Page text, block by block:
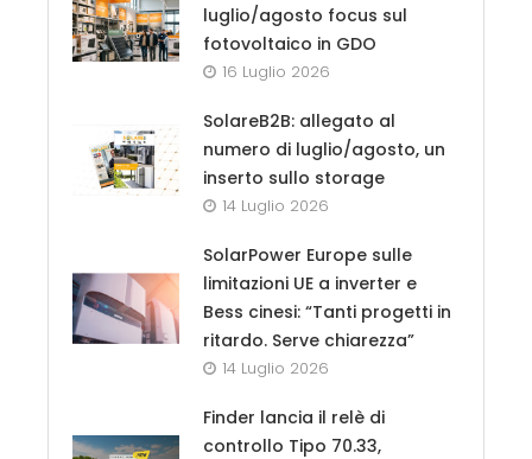
luglio/agosto focus sul
fotovoltaico in GDO
16 Luglio 2026
SolareB2B: allegato al
numero di luglio/agosto, un
inserto sullo storage
14 Luglio 2026
SolarPower Europe sulle
limitazioni UE a inverter e
Bess cinesi: “Tanti progetti in
ritardo. Serve chiarezza”
14 Luglio 2026
Finder lancia il relè di
controllo Tipo 70.33,